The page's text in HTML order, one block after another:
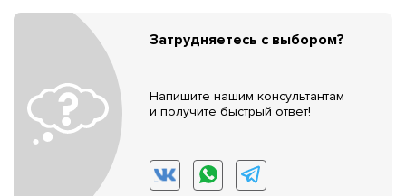
Затрудняетесь с выбором?
Напишите нашим консультантам
и получите быстрый ответ!